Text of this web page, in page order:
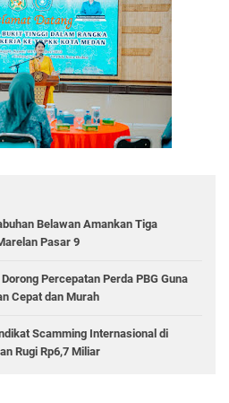
Belawan Amankan Tiga
Pasar 9
Percepatan Perda PBG Guna
Cepat dan Murah
Scamming Internasional di
Rugi Rp6,7 Miliar